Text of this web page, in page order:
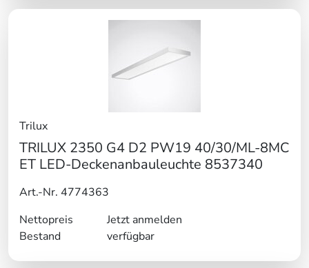
Trilux
TRILUX 2350 G4 D2 PW19 40/30/ML-8MC
ET LED-Deckenanbauleuchte 8537340
Art.-Nr. 4774363
Nettopreis
Jetzt anmelden
Bestand
verfügbar